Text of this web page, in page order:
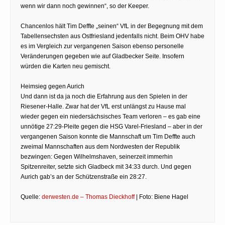
wenn wir dann noch gewinnen“, so der Keeper.
Chancenlos hält Tim Deffte „seinen“ VfL in der Begegnung mit dem
Tabellensechsten aus Ostfriesland jedenfalls nicht. Beim OHV habe
es im Vergleich zur vergangenen Saison ebenso personelle
Veränderungen gegeben wie auf Gladbecker Seite. Insofern
würden die Karten neu gemischt.
Heimsieg gegen Aurich
Und dann ist da ja noch die Erfahrung aus den Spielen in der
Riesener-Halle. Zwar hat der VfL erst unlängst zu Hause mal
wieder gegen ein niedersächsisches Team verloren – es gab eine
unnötige 27:29-Pleite gegen die HSG Varel-Friesland – aber in der
vergangenen Saison konnte die Mannschaft um Tim Deffte auch
zweimal Mannschaften aus dem Nordwesten der Republik
bezwingen: Gegen Wilhelmshaven, seinerzeit immerhin
Spitzenreiter, setzte sich Gladbeck mit 34:33 durch. Und gegen
Aurich gab’s an der Schützenstraße ein 28:27.
Quelle: derwesten.de – Thomas Dieckhoff | Foto: Biene Hagel